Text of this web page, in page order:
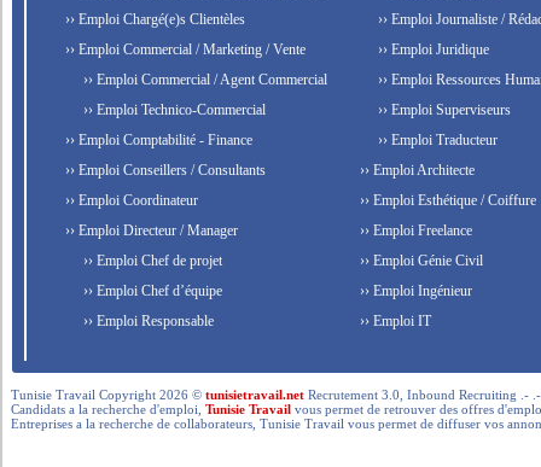
›› Emploi Chargé(e)s Clientèles
›› Emploi Commercial / Marketing / Vente
›› Emploi Commercial / Agent Commercial
›› Emploi Technico-Commercial
›› Emploi Comptabilité - Finance
›› Emploi Conseillers / Consultants
›› Emploi Coordinateur
›› Emploi Directeur / Manager
›› Emploi Chef de projet
›› Emploi Chef d’équipe
›› Emploi Responsable
›› Emploi Journaliste /
›› Emploi Juridique
›› Emploi Ressources
›› Emploi Superviseurs
›› Emploi Traducteur
›› Emploi Architecte
›› Emploi Esthétique / Coiffure
›› Emploi Freelance
›› Emploi Génie Civil
›› Emploi Ingénieur
›› Emploi IT
Tunisie Travail Copyright 2026 ©tunisietravail.net Recrutement 3.0, Inbound Recruiting .-
Candidats a la recherche d'emploi,Tunisie Travail vous permet de retrouver des offres
Entreprises a la recherche de collaborateurs, Tunisie Travail vous permet de diffuser vos